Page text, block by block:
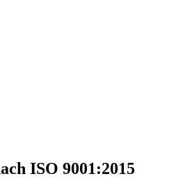
ISO 9001:2015